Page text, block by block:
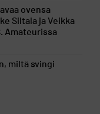
ovensa
Siltala ja Veikka
Amateurissa
miltä svingi